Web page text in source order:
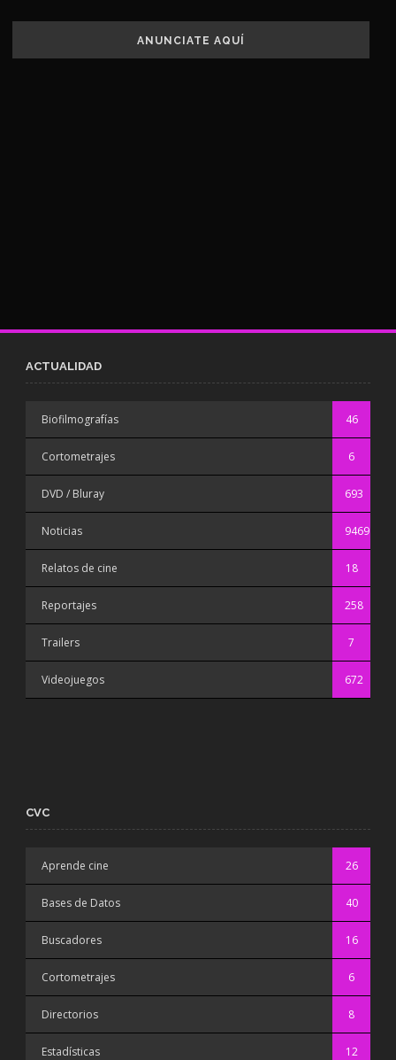
ANUNCIATE AQUÍ
ACTUALIDAD
Biofilmografías 46
Cortometrajes 6
DVD / Bluray 693
Noticias 9469
Relatos de cine 18
Reportajes 258
Trailers 7
Videojuegos 672
CVC
Aprende cine 26
Bases de Datos 40
Buscadores 16
Cortometrajes 6
Directorios 8
Estadísticas 12